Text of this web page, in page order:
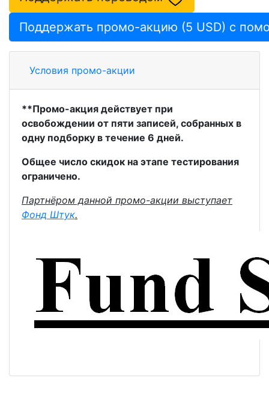
Условия промо-акции
**Промо-акция действует при
освобождении от пяти записей, собранных в
одну подборку в течение 6 дней.
Общее число скидок на этапе тестирования
ограничено.
Партнёром данной промо-акции выступает
Фонд Штук.